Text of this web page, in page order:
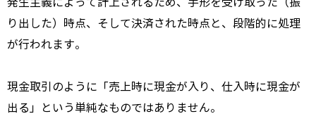
り出した）時点、そして決済された時点と、段階的に処理
が行われます。
現金取引のように「売上時に現金が入り、仕入時に現金が
出る」という単純なものではありません。